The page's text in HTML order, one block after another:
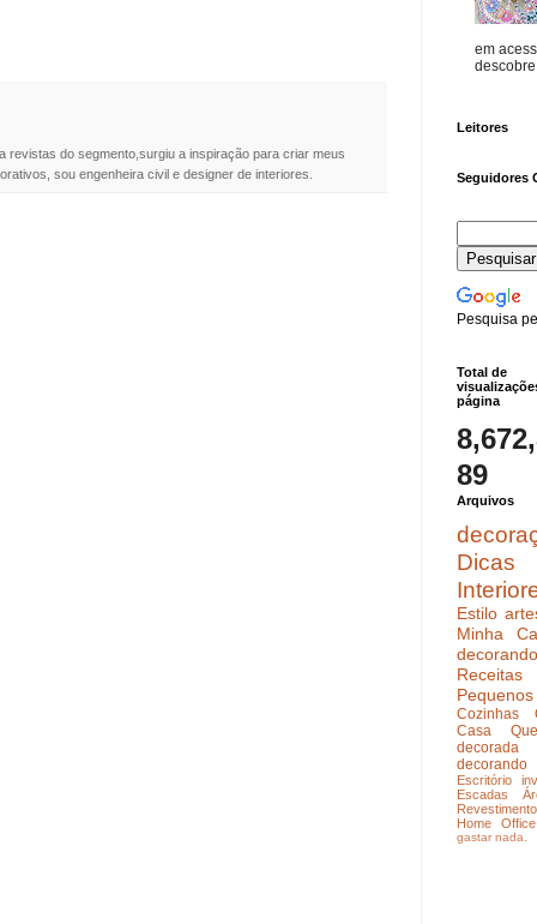
revistas do segmento,surgiu a inspiração para criar meus
sou engenheira civil e designer de interiores.
em
Leitores
Seguidores
Pesquisa
Total de
página
89
Arquivos
Dicas
Estilo
Minha
Receitas
Cozinhas
Casa
decorada
Escritório
Escadas
Revestimento
Home Office
gastar nada.